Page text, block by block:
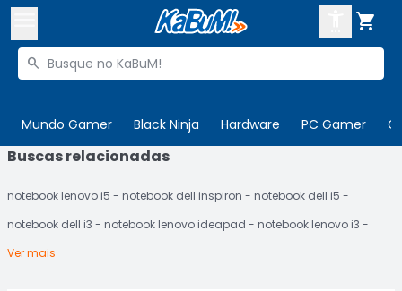

Buscar produtos

Mundo Gamer Black Ninja Hardware PC Gamer

 Departamentos
Cupons
ENTRE
CADASTRE-SE
Buscas relacionadas
notebook lenovo i5 notebook dell inspiron
notebook dell i5
notebook dell i3
notebook lenovo ideapad
notebook lenovo i3
Ver mais